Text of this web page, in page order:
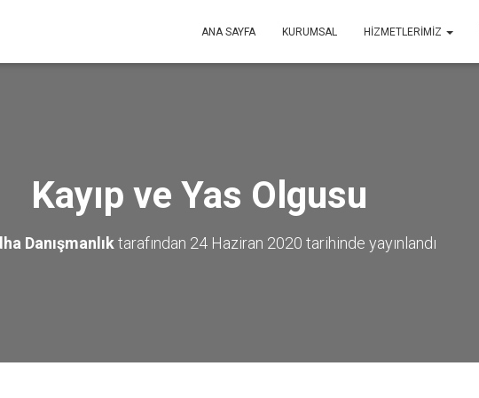
ANA SAYFA KURUMSAL HIZMETLERIMIZ
Kayıp ve Yas Olgusu
Danışmanlık tarafından 24 Haziran 2020 tarihinde yayınlandı